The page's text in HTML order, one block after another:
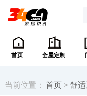
首页 全屋定制
当前位置： 首页 > 舒